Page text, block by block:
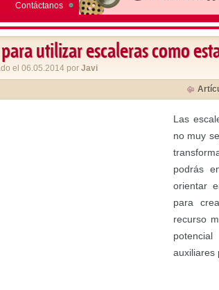
Contáctanos
utilizar escaleras como
el 06.05.2014 por Javi
Las
no muy
podrás
orientar
para
recurso
auxiliares